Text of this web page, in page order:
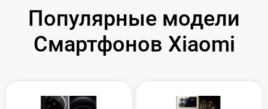
Популярные модели
Смартфонов Xiaomi